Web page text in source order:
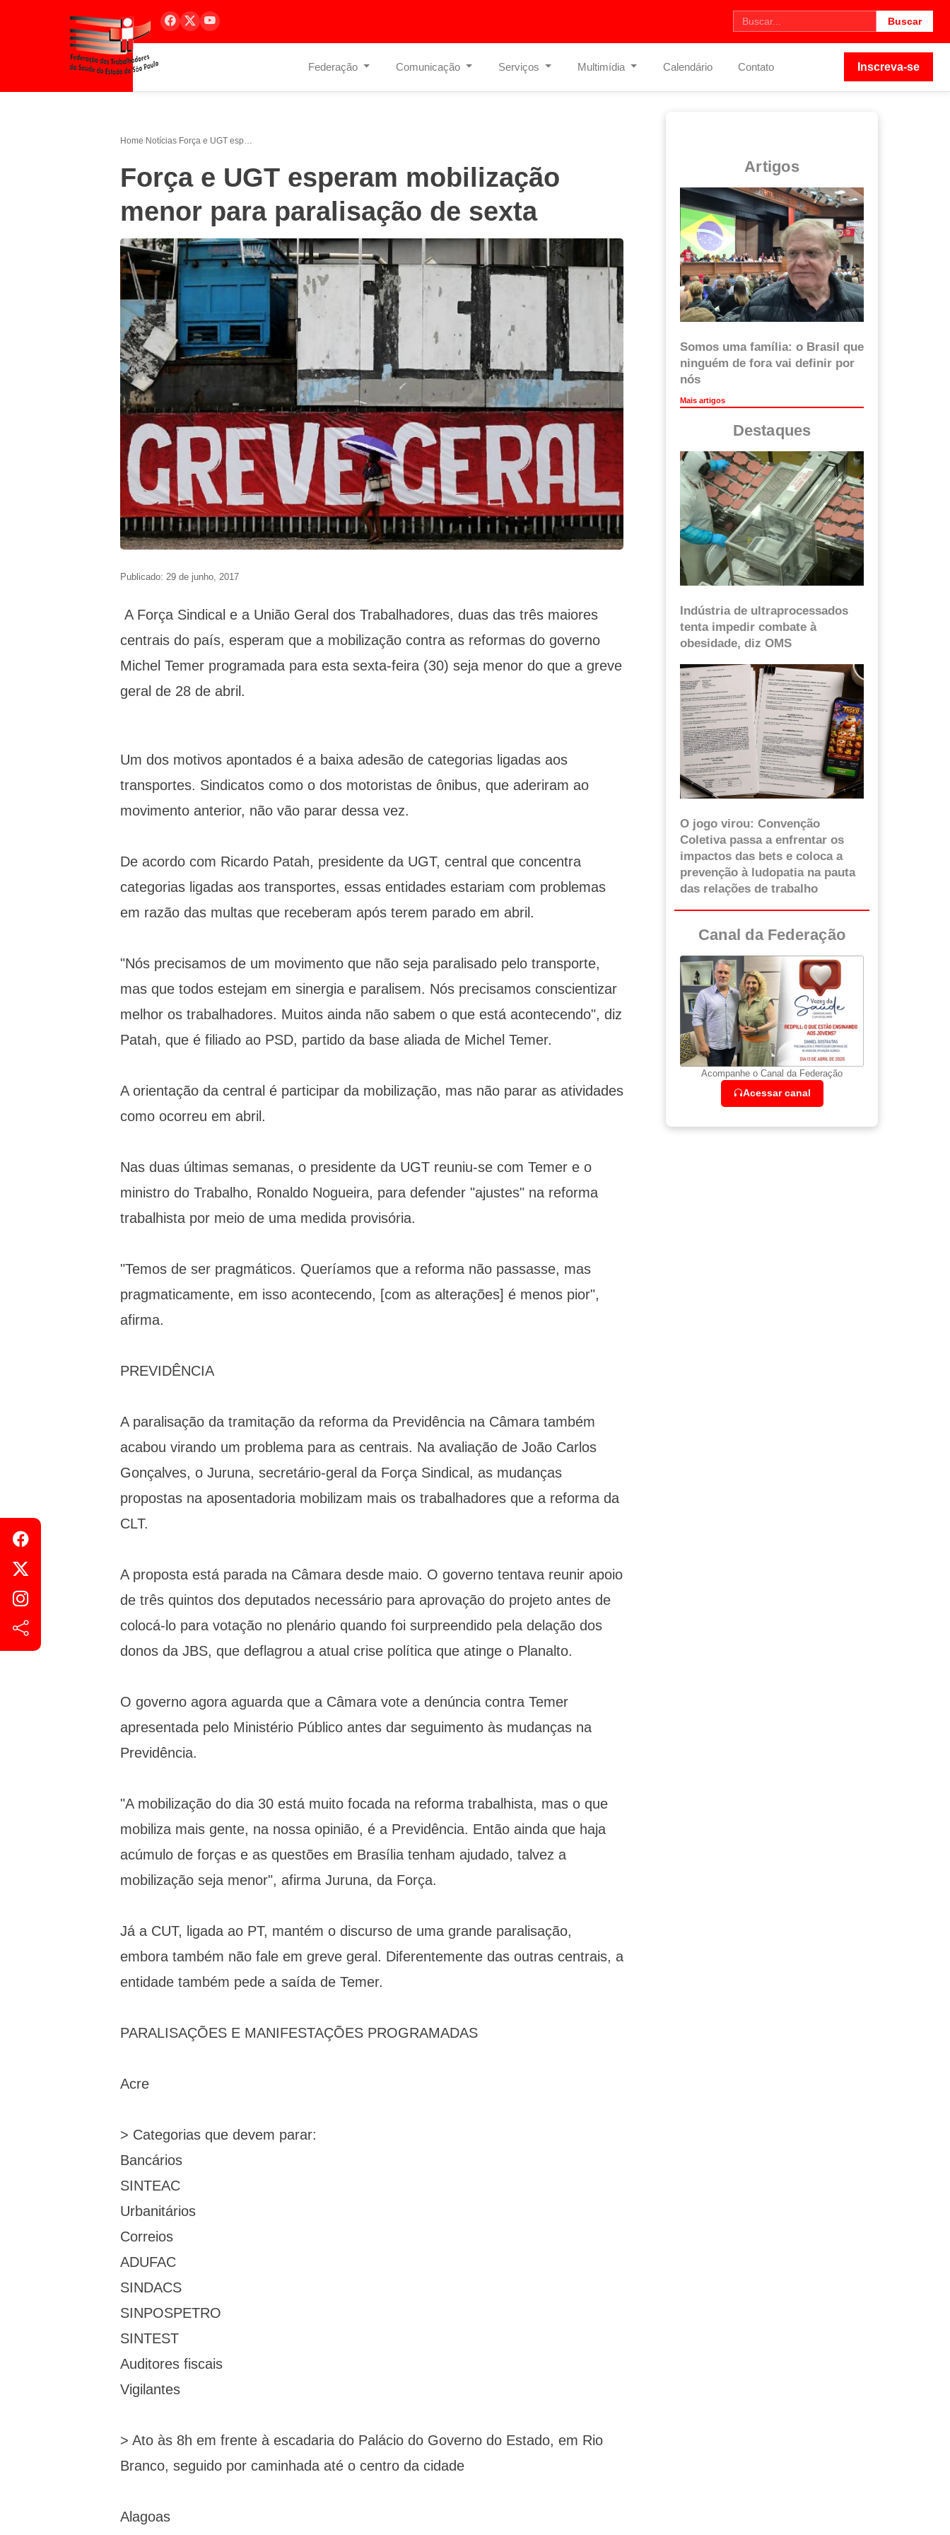
Buscar
Federação Comunicação Serviços Multimídia Calendário Contato Inscreva-se
Home/Notícias/ Força e UGT esperam mobilização menor para paralisação de sexta
Força e UGT esperam mobilização
menor para paralisação de sexta
Publicado: 29 de junho, 2017
A Força Sindical e a União Geral dos Trabalhadores, duas das três maiores
centrais do país, esperam que a mobilização contra as reformas do governo
Michel Temer programada para esta sexta-feira (30) seja menor do que a greve
geral de 28 de abril.
Um dos motivos apontados é a baixa adesão de categorias ligadas aos
transportes. Sindicatos como o dos motoristas de ônibus, que aderiram ao
movimento anterior, não vão parar dessa vez.
De acordo com Ricardo Patah, presidente da UGT, central que concentra
categorias ligadas aos transportes, essas entidades estariam com problemas
em razão das multas que receberam após terem parado em abril.
"Nós precisamos de um movimento que não seja paralisado pelo transporte,
mas que todos estejam em sinergia e paralisem. Nós precisamos conscientizar
melhor os trabalhadores. Muitos ainda não sabem o que está acontecendo", diz
Patah, que é filiado ao PSD, partido da base aliada de Michel Temer.
A orientação da central é participar da mobilização, mas não parar as atividades
como ocorreu em abril.
Nas duas últimas semanas, o presidente da UGT reuniu-se com Temer e o
ministro do Trabalho, Ronaldo Nogueira, para defender "ajustes" na reforma
trabalhista por meio de uma medida provisória.
"Temos de ser pragmáticos. Queríamos que a reforma não passasse, mas
pragmaticamente, em isso acontecendo, [com as alterações] é menos pior",
afirma.
PREVIDÊNCIA
A paralisação da tramitação da reforma da Previdência na Câmara também
acabou virando um problema para as centrais. Na avaliação de João Carlos
Gonçalves, o Juruna, secretário-geral da Força Sindical, as mudanças
propostas na aposentadoria mobilizam mais os trabalhadores que a reforma da
CLT.
A proposta está parada na Câmara desde maio. O governo tentava reunir apoio
de três quintos dos deputados necessário para aprovação do projeto antes de
colocá-lo para votação no plenário quando foi surpreendido pela delação dos
donos da JBS, que deflagrou a atual crise política que atinge o Planalto.
O governo agora aguarda que a Câmara vote a denúncia contra Temer
apresentada pelo Ministério Público antes dar seguimento às mudanças na
Previdência.
"A mobilização do dia 30 está muito focada na reforma trabalhista, mas o que
mobiliza mais gente, na nossa opinião, é a Previdência. Então ainda que haja
acúmulo de forças e as questões em Brasília tenham ajudado, talvez a
mobilização seja menor", afirma Juruna, da Força.
Já a CUT, ligada ao PT, mantém o discurso de uma grande paralisação,
embora também não fale em greve geral. Diferentemente das outras centrais, a
entidade também pede a saída de Temer.
PARALISAÇÕES E MANIFESTAÇÕES PROGRAMADAS
Acre
> Categorias que devem parar:
Bancários
SINTEAC
Urbanitários
Correios
ADUFAC
SINDACS
SINPOSPETRO
SINTEST
Auditores fiscais
Vigilantes
> Ato às 8h em frente à escadaria do Palácio do Governo do Estado, em Rio
Branco, seguido por caminhada até o centro da cidade
Alagoas
Artigos
Somos uma família: o Brasil que
ninguém de fora vai definir por
nós
Mais artigos
Destaques
Indústria de ultraprocessados
tenta impedir combate à
obesidade, diz OMS
O jogo virou: Convenção
Coletiva passa a enfrentar os
impactos das bets e coloca a
prevenção à ludopatia na pauta
das relações de trabalho
Canal da Federação
Acompanhe o Canal da Federação
Acessar canal